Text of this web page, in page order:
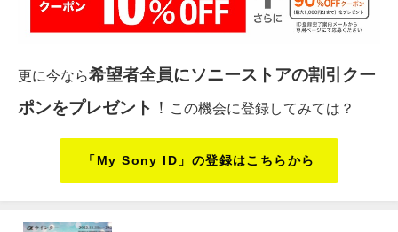
更に今なら希望者全員にソニーストアの割引クー
ポンをプレゼント ！ この機会に登録してみては？
「My Sony ID」の登録はこちらから